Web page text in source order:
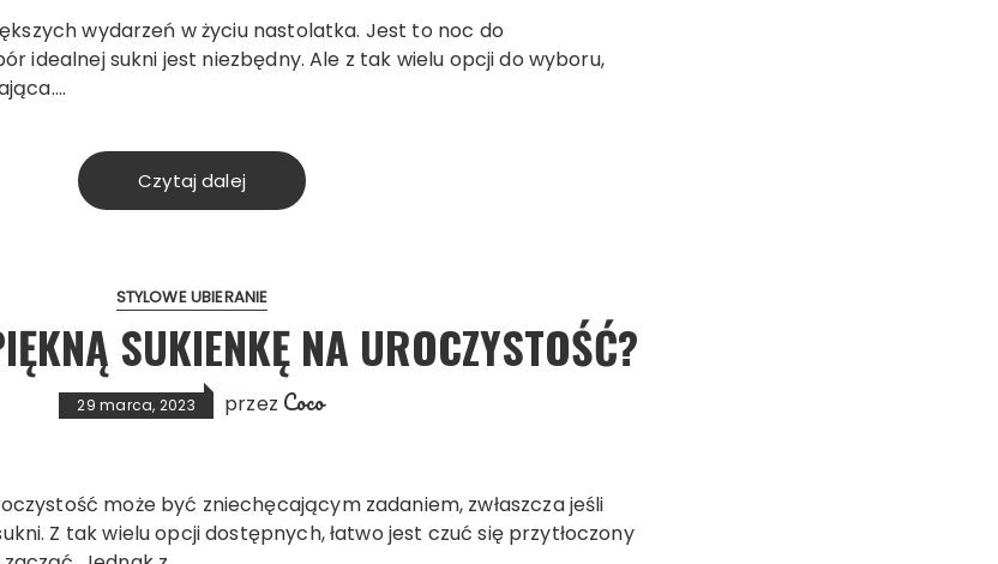
wydarzeń w życiu nastolatka. Jest to noc do
idealnej sukni jest niezbędny. Ale z tak wielu opcji do wyboru,
Czytaj dalej
STYLOWE UBIERANIE
SUKIENKĘ NA UROCZYSTOŚĆ?
29 marca, 2023 przez Coco
może być zniechęcającym zadaniem, zwłaszcza jeśli
Z tak wielu opcji dostępnych, łatwo jest czuć się przytłoczony